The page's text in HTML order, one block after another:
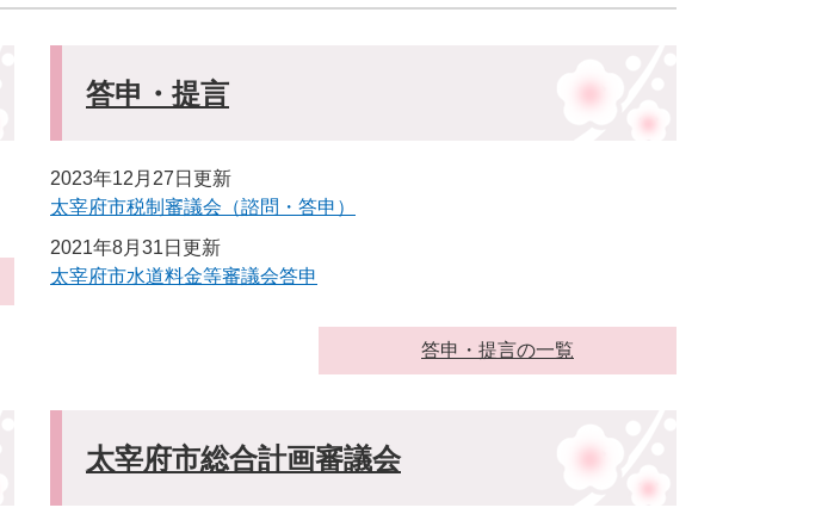
答申・提言
2023年12月27日更新
太宰府市税制審議会（諮問・答申）
2021年8月31日更新
太宰府市水道料金等審議会答申
答申・提言の一覧
太宰府市総合計画審議会